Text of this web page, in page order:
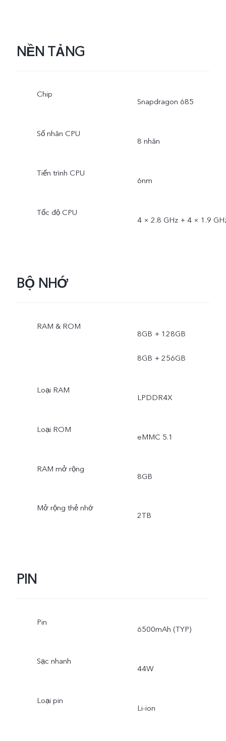
NỀN TẢNG
Chip
Snapdragon 685
Số nhân CPU
8 nhân
Tiến trình CPU
6nm
Tốc độ CPU
4 × 2.8 GHz + 4 × 1.9
BỘ NHỚ
RAM & ROM
8GB + 128GB
8GB + 256GB
Loại RAM
LPDDR4X
Loại ROM
eMMC 5.1
RAM mở rộng
8GB
Mở rộng thẻ nhớ
2TB
PIN
Pin
6500mAh (TYP)
Sạc nhanh
44W
Loại pin
Li-ion